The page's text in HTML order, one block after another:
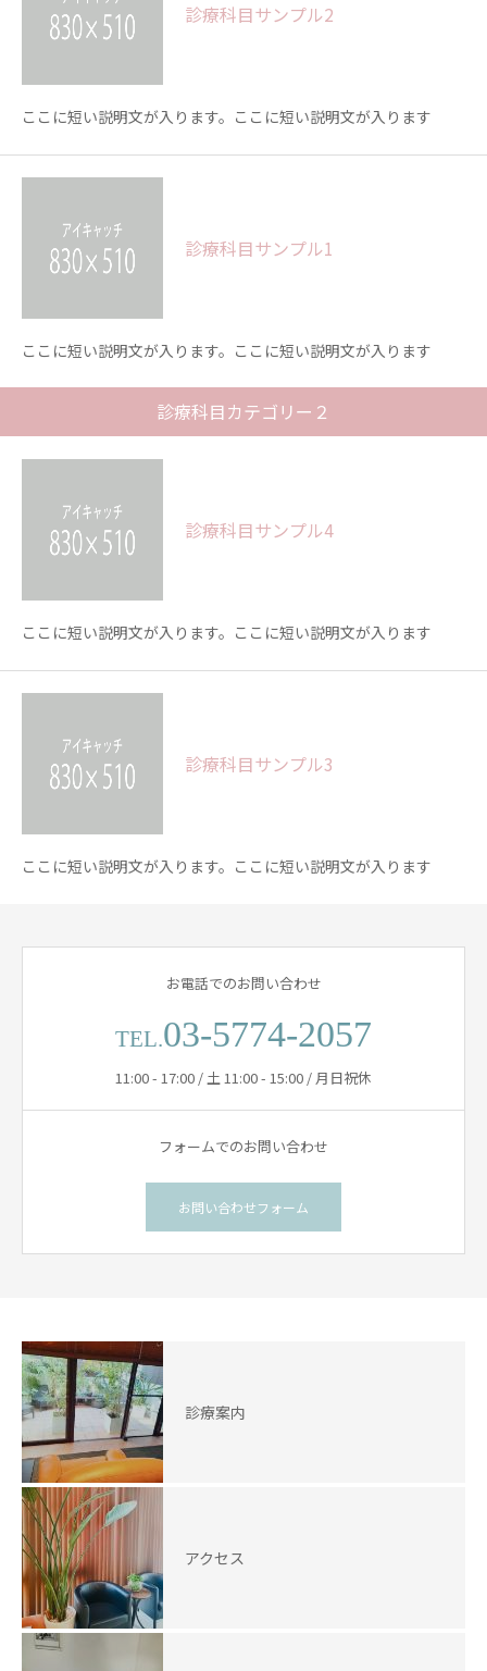
診療科目サンプル2
ここに短い説明文が入ります。ここに短い説明文が入ります
診療科目サンプル1
ここに短い説明文が入ります。ここに短い説明文が入ります
診療科目カテゴリー２
診療科目サンプル4
ここに短い説明文が入ります。ここに短い説明文が入ります
診療科目サンプル3
ここに短い説明文が入ります。ここに短い説明文が入ります
お電話でのお問い合わせ
TEL.03-5774-2057
11:00 - 17:00 / 土 11:00 - 15:00 / 月日祝休
フォームでのお問い合わせ
お問い合わせフォーム
診療案内
アクセス